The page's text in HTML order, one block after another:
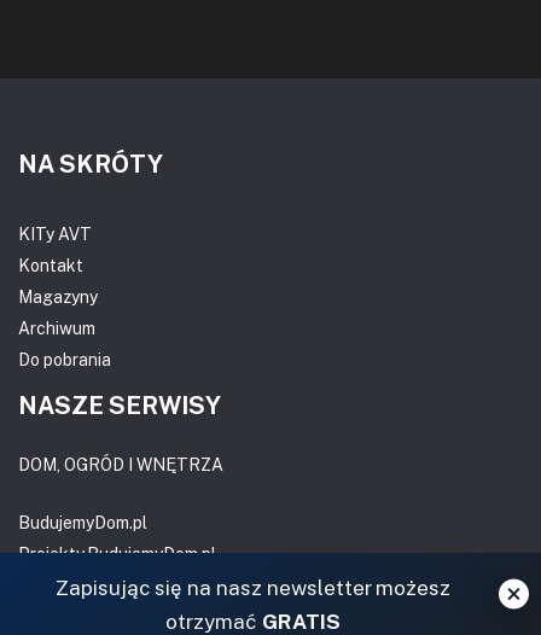
NA SKRÓTY
KITy AVT
Kontakt
Magazyny
Archiwum
Do pobrania
NASZE SERWISY
DOM, OGRÓD I WNĘTRZA
BudujemyDom.pl
Projekty.BudujemyDom.pl
CoZaIle.pl
Informator Budownictwa
Zapisując się na nasz newsletter możesz
otrzymać GRATIS